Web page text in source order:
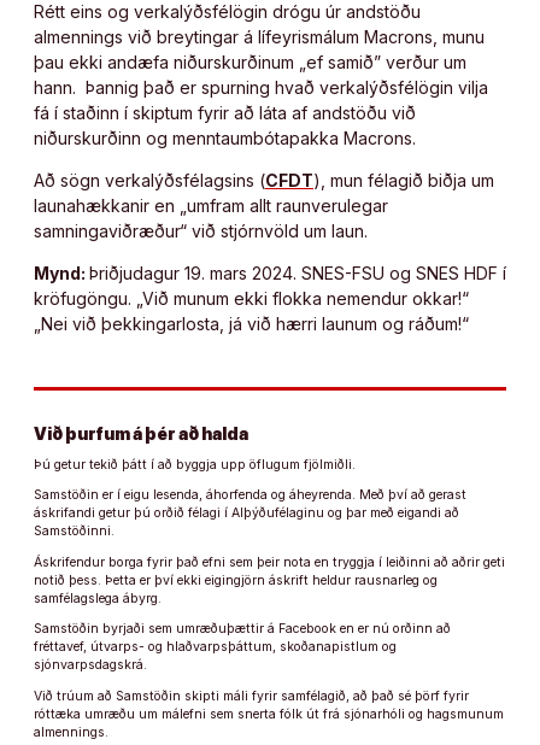
Rétt eins og verkalýðsfélögin drógu úr andstöðu
almennings við breytingar á lífeyrismálum Macrons, munu
þau ekki andæfa niðurskurðinum „ef samið” verður um
hann. Þannig það er spurning hvað verkalýðsfélögin vilja
fá í staðinn í skiptum fyrir að láta af andstöðu við
niðurskurðinn og menntaumbótapakka Macrons.
Að sögn verkalýðsfélagsins (CFDT), mun félagið biðja um
launahækkanir en „umfram allt raunverulegar
samningaviðræður“ við stjórnvöld um laun.
Mynd: Þriðjudagur 19. mars 2024. SNES-FSU og SNES HDF í
kröfugöngu. „Við munum ekki flokka nemendur okkar!“
„Nei við þekkingarlosta, já við hærri launum og ráðum!“
Við þurfum á þér að halda
Þú getur tekið þátt í að byggja upp öflugum fjölmiðli.
Samstöðin er í eigu lesenda, áhorfenda og áheyrenda. Með því að gerast
áskrifandi getur þú orðið félagi í Alþýðufélaginu og þar með eigandi að
Samstöðinni.
Áskrifendur borga fyrir það efni sem þeir nota en tryggja í leiðinni að aðrir geti
notið þess. Þetta er því ekki eigingjörn áskrift heldur rausnarleg og
samfélagslega ábyrg.
Samstöðin byrjaði sem umræðuþættir á Facebook en er nú orðinn að
fréttavef, útvarps- og hlaðvarpsþáttum, skoðanapistlum og
sjónvarpsdagskrá.
Við trúum að Samstöðin skipti máli fyrir samfélagið, að það sé þörf fyrir
róttæka umræðu um málefni sem snerta fólk út frá sjónarhóli og hagsmunum
almennings.